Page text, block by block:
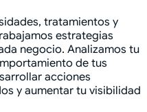
tratamientos y
estrategias
negocio. Analizamos tu
de tus
acciones
y aumentar tu visibilidad